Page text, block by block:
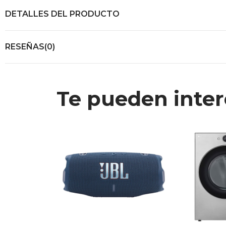
DETALLES DEL PRODUCTO
RESEÑAS(0)
Te pueden